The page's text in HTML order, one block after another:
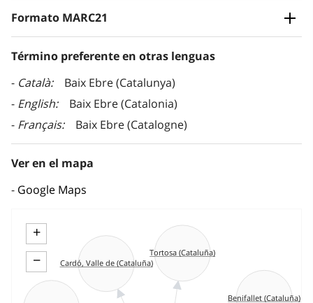
Formato MARC21
Término preferente en otras lenguas
Català
Baix Ebre (Catalunya)
English
Baix Ebre (Catalonia)
Français
Baix Ebre (Catalogne)
Ver en el mapa
Google Maps
+
−
Tortosa (Cataluña)
Benifallet (Cataluña)
Cardó, Valle de (Cataluña)